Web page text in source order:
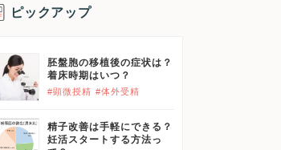
ピックアップ
胚盤胞の移植後の症状は？
着床時期はいつ？
#顕微授精 #体外受精
精子改善は手軽にできる？
妊活スタートする方法っ